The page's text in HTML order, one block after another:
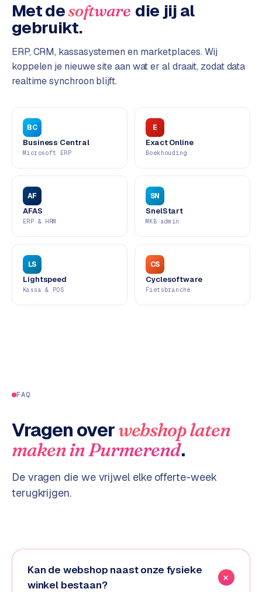
L
i
n
k
b
u
i
i
n
g
o
o
g
l
e
A
d
s
A
s
u
i
b
e
n
Met desoftware die jij al
gebruikt.
ERP, CRM, kassasystemen en marketplaces. Wij
koppelen je nieuwe site aan wat er al draait, zodat data
realtime synchroon blijft.
BC
Business Central
Microsoft ERP
E
Exact Online
Boekhouding
AF
AFAS
ERP & HRM
SN
SnelStart
MKB admin
LS
Lightspeed
Kassa & POS
CS
Cyclesoftware
Fietsbranche
FAQ
Vragen overwebshop laten
makeninPurmerend.
De vragen die we vrijwel elke offerte-week
terugkrijgen.
Kan de webshop naast onze fysieke
winkel bestaan?